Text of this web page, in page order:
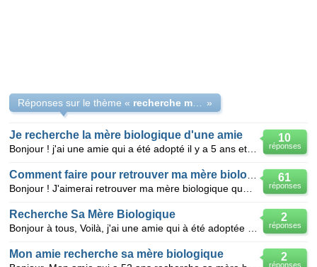
Réponses sur le thème « »
10
réponses
Je recherche la mère biologique d'une amie
61
réponses
2
réponses
Recherche Sa Mère Biologique
2
réponses
Mon amie recherche sa mère biologique